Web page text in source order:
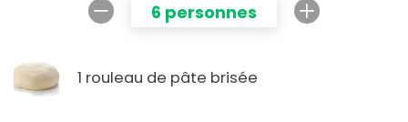
6 personnes
1 rouleau de pâte brisée